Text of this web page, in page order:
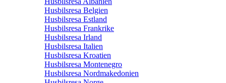
Husbilsresa Belgien
Husbilsresa Estland
Husbilsresa Frankrike
Husbilsresa Irland
Husbilsresa Italien
Husbilsresa Kroatien
Husbilsresa Montenegro
Husbilsresa Nordmakedonien